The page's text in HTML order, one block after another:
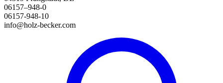
06157–948-0
06157-948-10
info@holz-becker.com